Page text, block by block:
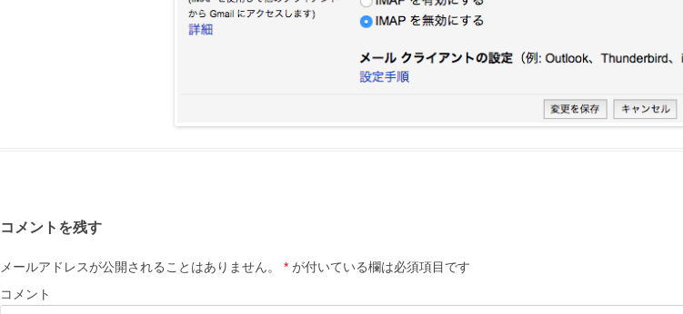
コメントを残す
メールアドレスが公開されることはありません。 * が付いている欄は必須項目です
コメント